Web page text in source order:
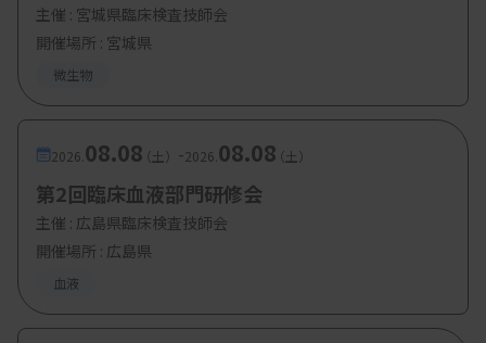
主催 : 宮城県臨床検査技師会
開催場所 : 宮城県
微生物
2026. 08.08（土） -2026. 08.08（土）
第2回臨床血液部門研修会
主催 : 広島県臨床検査技師会
開催場所 : 広島県
血液